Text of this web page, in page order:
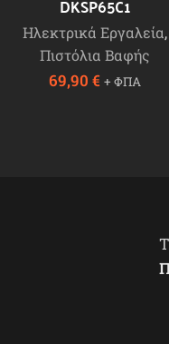
Ηλεκτρικά Εργαλεία,
Πιστόλια Βαφής
69,90€ + ΦΠΑ